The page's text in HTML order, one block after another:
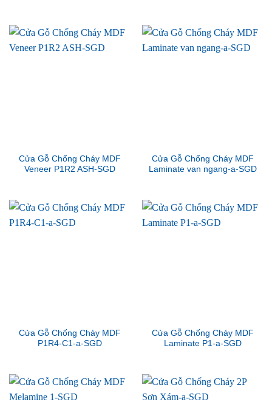
Cửa Gỗ Chống Cháy MDF
Veneer P1R2 ASH-SGD
Cửa Gỗ Chống Cháy MDF
Laminate van ngang-a-SGD
Cửa Gỗ Chống Cháy MDF
P1R4-C1-a-SGD
Cửa Gỗ Chống Cháy MDF
Laminate P1-a-SGD